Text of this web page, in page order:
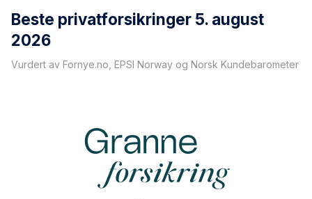
Beste privatforsikringer 5. august
2026
Vurdert av Fornye.no, EPSI Norway og Norsk Kundebarometer